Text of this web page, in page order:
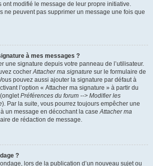
ont modifié le message de leur propre initiative.
ne peuvent pas supprimer un message une fois que
à mes messages ?
une signature depuis votre panneau de l’utilisateur.
cocherAttacher ma signature sur le formulaire de
pouvez aussi ajouter la signature par défaut à
l’option « Attacher ma signature » à partir du
Préférences du forum --> Modifier les
). Par la suite, vous pourrez toujours empêcher une
un message en décochant la caseAttacher ma
de rédaction de message.
?
lors de la publication d’un nouveau sujet ou